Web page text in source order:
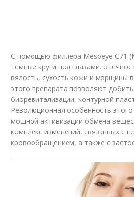
С помощью филлера Mesoeye C71
темные круги под глазами,
вялость, сухость кожи и морщины
этого препарата позволяют
биоревитализации, контурной
Революционная особенность
мощной активизации обмена
комплекс изменений, связанных с
кровообращением, а также с